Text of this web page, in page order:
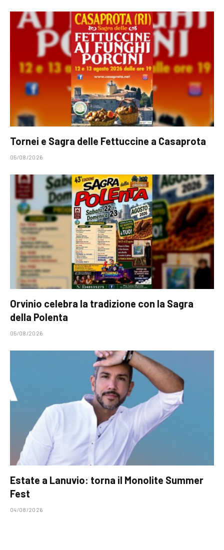
Tornei e Sagra delle Fettuccine a Casaprota
05/08/2026
Orvinio celebra la tradizione con la Sagra
della Polenta
05/08/2026
Estate a Lanuvio: torna il Monolite Summer
Fest
04/08/2026